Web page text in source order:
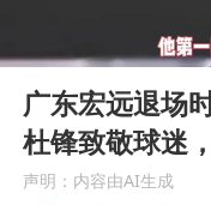
Play
广东宏远退场
杜锋致敬球迷
声明：内容由AI生成